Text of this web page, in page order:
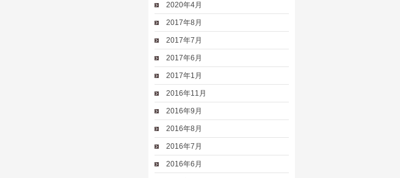
2020年4月
2017年8月
2017年7月
2017年6月
2017年1月
2016年11月
2016年9月
2016年8月
2016年7月
2016年6月